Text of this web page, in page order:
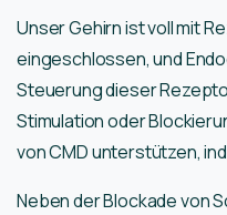
Unser Gehirn ist voll mit
eingeschlossen, und
Steuerung dieser
Stimulation oder
von CMD unterstützen,
Neben der Blockade von